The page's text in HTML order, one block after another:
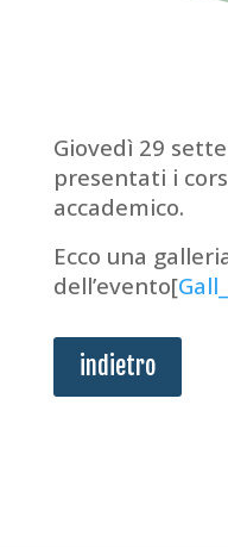
Giovedì 29
presentati i
accademico.
Ecco una
dell’evento[
indietro